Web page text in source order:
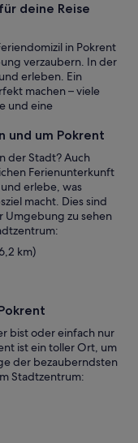
deine Reise
in Pokrent
verzaubern. In der
erleben. Ein
machen – viele
und eine
und um Pokrent
der Stadt? Auch
Ferienunterkunft
erlebe, was
macht. Dies sind
Umgebung zu sehen
km)
bist oder einfach nur
ist ein toller Ort, um
der bezauberndsten
Stadtzentrum: